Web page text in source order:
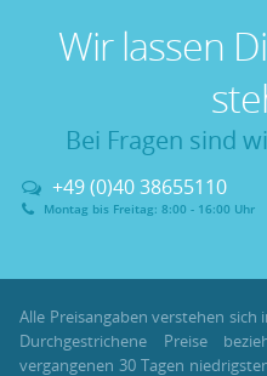
Wir lassen
Bei Fragen sind
+49 (0)40 38655110
Montag bis Freitag: 8:00 - 16:00 Uhr
Alle Preisangaben verstehen sich
Durchgestrichene Preise
vergangenen 30 Tagen